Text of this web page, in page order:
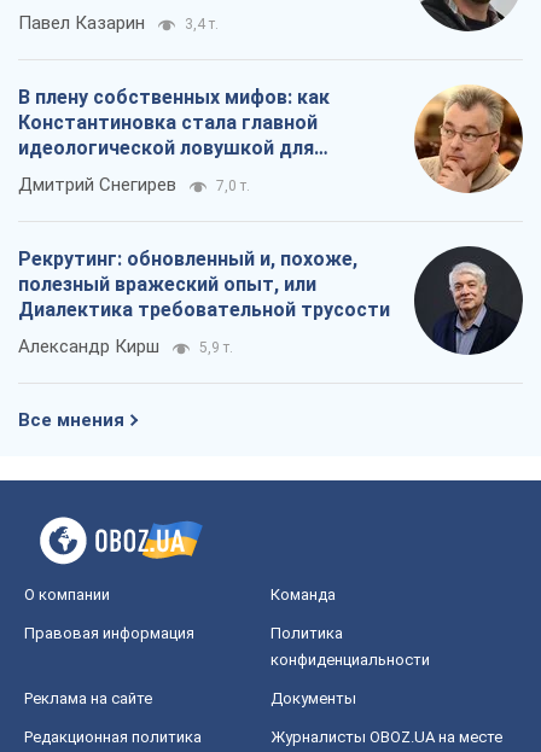
Павел Казарин 3,4 т.
В плену собственных мифов: как
Константиновка стала главной
идеологической ловушкой для
российских оккупантов
Дмитрий Снегирев 7,0 т.
Рекрутинг: обновленный и, похоже,
полезный вражеский опыт, или
Диалектика требовательной трусости
Александр Кирш 5,9 т.
Все мнения
О компании Команда
Правовая информация
Политика
конфиденциальности
Реклама на сайте Документы
Редакционная политика
Журналисты OBOZ.UA на месте